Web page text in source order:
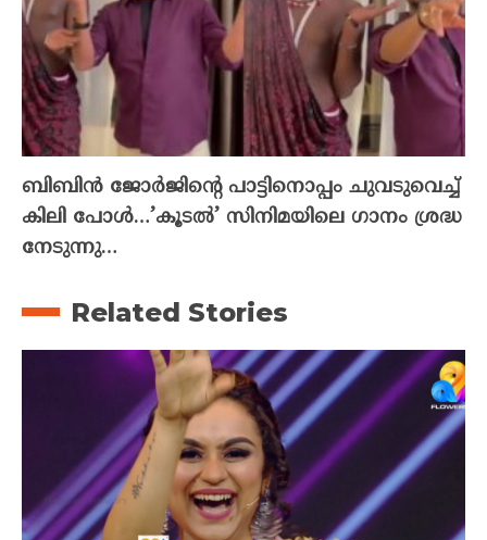
ബിബിൻ ജോർജിന്റെ പാട്ടിനൊപ്പം ചുവടുവെച്ച്
കിലി പോൾ…’കൂടൽ’ സിനിമയിലെ ഗാനം ശ്രദ്ധ
നേടുന്നു…
Related Stories